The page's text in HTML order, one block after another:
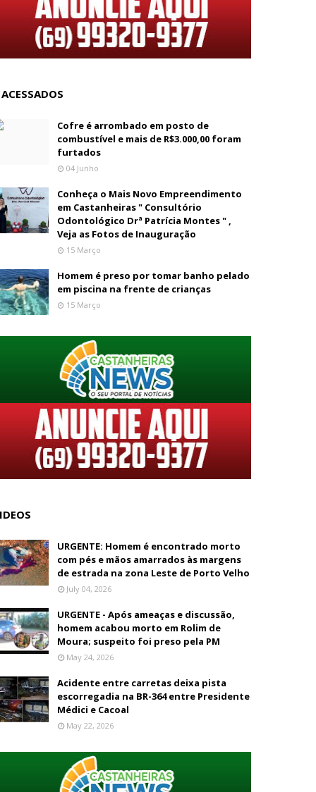
Cofre é arrombado em posto de
combustível e mais de R$3.000,00 foram
furtados
04 Junho
Conheça o Mais Novo Empreendimento
em Castanheiras " Consultório
Odontológico Drª Patrícia Montes " ,
Veja as Fotos de Inauguração
15 Março
Homem é preso por tomar banho pelado
em piscina na frente de crianças
15 Março
URGENTE: Homem é encontrado morto
com pés e mãos amarrados às margens
de estrada na zona Leste de Porto Velho
July 04, 2026
URGENTE - Após ameaças e discussão,
homem acabou morto em Rolim de
Moura; suspeito foi preso pela PM
May 24, 2026
Acidente entre carretas deixa pista
escorregadia na BR-364 entre Presidente
Médici e Cacoal
May 22, 2026